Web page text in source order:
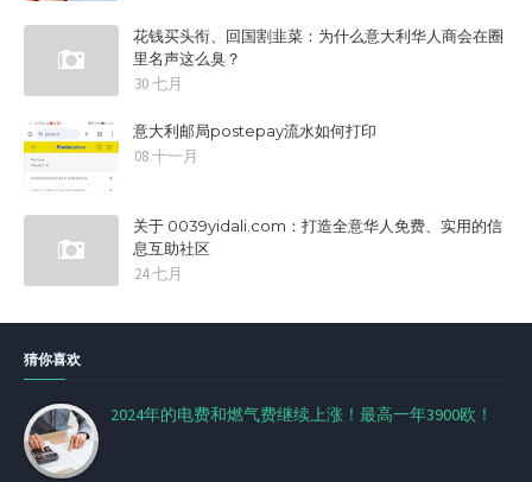
花钱买头衔、回国割韭菜：为什么意大利华人商会在圈
里名声这么臭？
30 七月
意大利邮局postepay流水如何打印
08 十一月
关于 0039yidali.com：打造全意华人免费、实用的信
息互助社区
24 七月
猜你喜欢
2024年的电费和燃气费继续上涨！最高一年3900欧！